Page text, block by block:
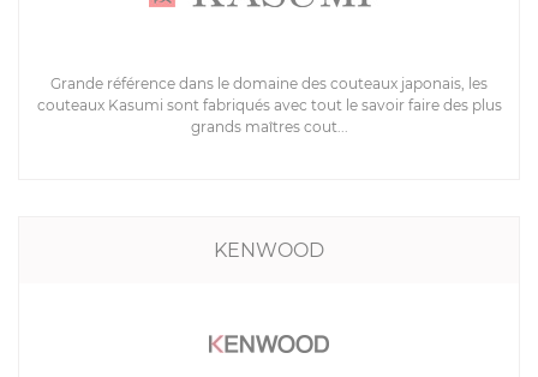
Grande référence dans le domaine des couteaux japonais, les
couteaux Kasumi sont fabriqués avec tout le savoir faire des plus
grands maîtres cout...
KENWOOD